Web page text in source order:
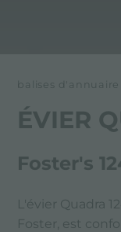
balises d'annuaire
ÉVIER
Foster's
L'évier Quadra
Foster, est